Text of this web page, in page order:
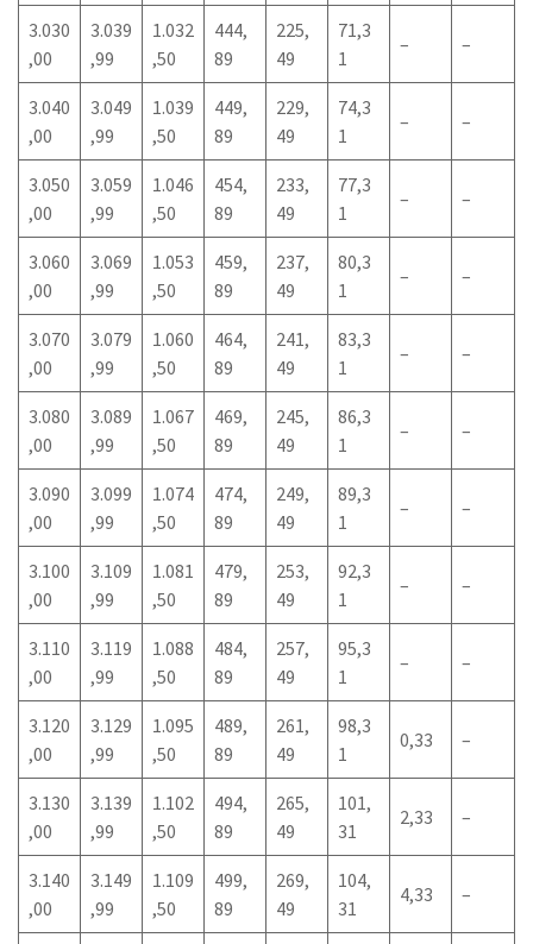
3.030
,00
3.039
,99
1.032
,50
444,
89
225,
49
71,3
1
– –
3.040
,00
3.049
,99
1.039
,50
449,
89
229,
49
74,3
1
– –
3.050
,00
3.059
,99
1.046
,50
454,
89
233,
49
77,3
1
– –
3.060
,00
3.069
,99
1.053
,50
459,
89
237,
49
80,3
1
– –
3.070
,00
3.079
,99
1.060
,50
464,
89
241,
49
83,3
1
– –
3.080
,00
3.089
,99
1.067
,50
469,
89
245,
49
86,3
1
– –
3.090
,00
3.099
,99
1.074
,50
474,
89
249,
49
89,3
1
– –
3.100
,00
3.109
,99
1.081
,50
479,
89
253,
49
92,3
1
– –
3.110
,00
3.119
,99
1.088
,50
484,
89
257,
49
95,3
1
– –
3.120
,00
3.129
,99
1.095
,50
489,
89
261,
49
98,3
1
0,33 –
3.130
,00
3.139
,99
1.102
,50
494,
89
265,
49
101,
31
2,33 –
3.140
,00
3.149
,99
1.109
,50
499,
89
269,
49
104,
31
4,33 –